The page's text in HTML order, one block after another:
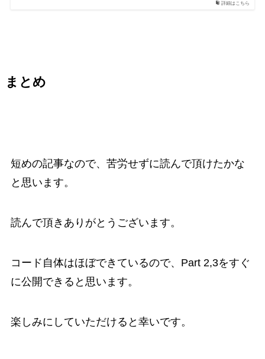
詳細はこちら
まとめ
短めの記事なので、苦労せずに読んで頂けたかな
と思います。
読んで頂きありがとうございます。
コード自体はほぼできているので、Part 2,3をすぐ
に公開できると思います。
楽しみにしていただけると幸いです。